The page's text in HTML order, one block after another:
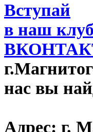
Вступай
в наш клуб
нас вы
Адрес: г.